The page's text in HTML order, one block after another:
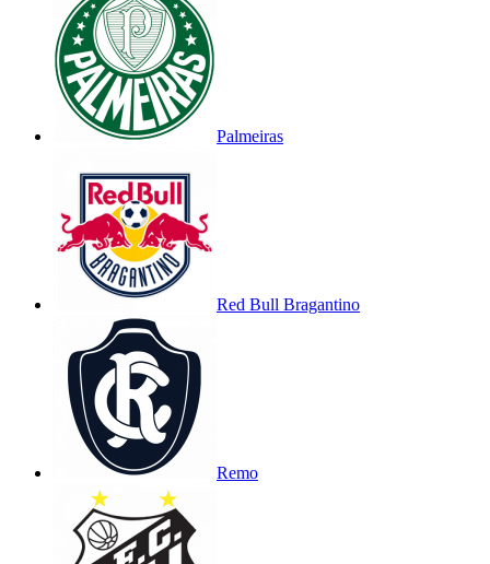
Palmeiras
Red Bull Bragantino
Remo